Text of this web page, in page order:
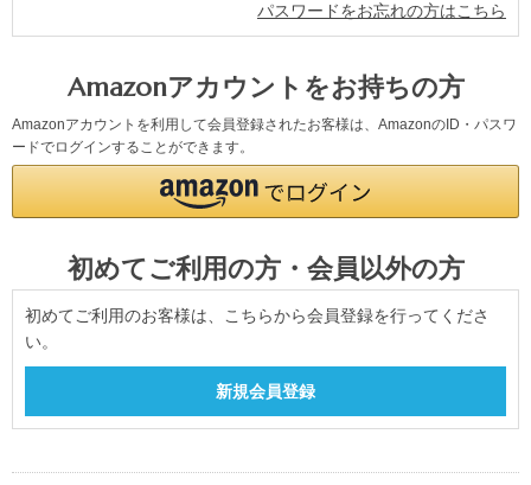
パスワードをお忘れの方はこちら
Amazonアカウントをお持ちの方
Amazonアカウントを利用して会員登録されたお客様は、AmazonのID・パスワ
ードでログインすることができます。
初めてご利用の方・会員以外の方
初めてご利用のお客様は、こちらから会員登録を行ってくださ
い。